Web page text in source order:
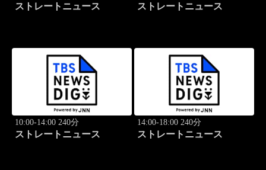
ストレートニュース ストレートニュース
10:00-14:00 240分
ストレートニュース
14:00-18:00 240分
ストレートニュース